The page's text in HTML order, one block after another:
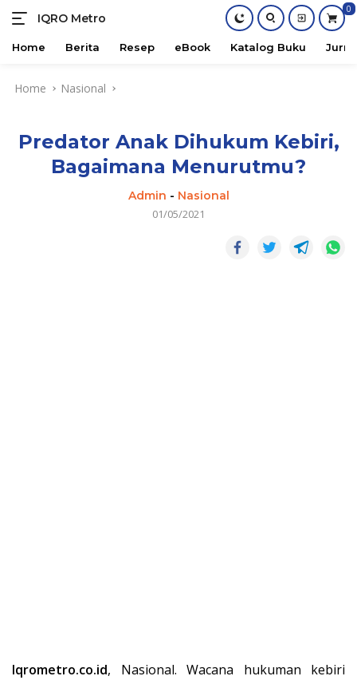
IQRO Metro
Lets
Bright
0
Home Berita Resep eBook Katalog Buku
Home Nasional
Predator Anak Dihukum Kebiri,
Bagaimana Menurutmu?
Admin - Nasional
01/05/2021
Iqrometro.co.id, Nasional. Wacana hukuman kebiri